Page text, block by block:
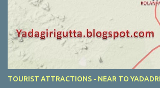
TOURIST ATTRACTIONS - NEAR TO